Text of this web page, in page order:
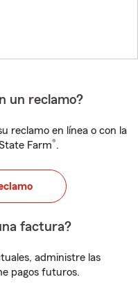
un reclamo?
reclamo en línea o con la
Farm®.
factura?
administre las
pagos futuros.